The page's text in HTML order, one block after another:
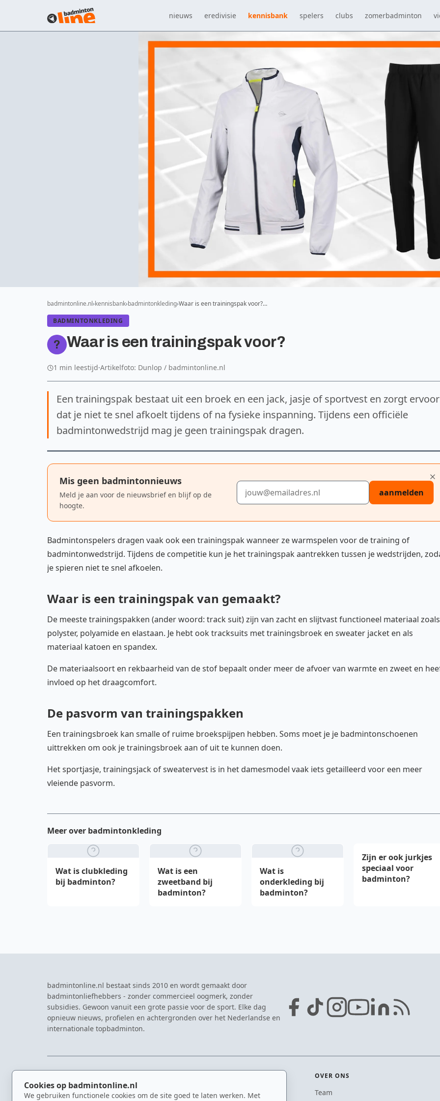
Cookies op badmintonline.nl
We gebruiken functionele cookies om de site goed te laten werken. Met
nieuws eredivisie kennisbank spelers clubs zomerbadminton
badmintonline.nl kennisbank badmintonkleding Waar is een trainingspak voor?…
BADMINTONKLEDING
? Waar is een trainingspak voor?
1 min leestijd·Artikelfoto: Dunlop / badmintonline.nl
Een trainingspak bestaat uit een broek en een jack, jasje of sportvest en zorgt ervoor
dat je niet te snel afkoelt tijdens of na fysieke inspanning. Tijdens een officiële
badmintonwedstrijd mag je geen trainingspak dragen.
Mis geen badmintonnieuws
Meld je aan voor de nieuwsbrief en blijf op de
hoogte.
E-mailadres
aanmelden
Badmintonspelers dragen vaak ook een trainingspak wanneer ze warmspelen voor de training of
badmintonwedstrijd. Tijdens de competitie kun je het trainingspak aantrekken tussen je wedstrijden,
je spieren niet te snel afkoelen.
Waar is een trainingspak van gemaakt?
De meeste trainingspakken (ander woord: track suit) zijn van zacht en slijtvast functioneel materiaal zoals
polyster, polyamide en elastaan. Je hebt ook tracksuits met trainingsbroek en sweater jacket en als
materiaal katoen en spandex.
De materiaalsoort en rekbaarheid van de stof bepaalt onder meer de afvoer van warmte en zweet en
invloed op het draagcomfort.
De pasvorm van trainingspakken
Een trainingsbroek kan smalle of ruime broekspijpen hebben. Soms moet je je badmintonschoenen
uittrekken om ook je trainingsbroek aan of uit te kunnen doen.
Het sportjasje, trainingsjack of sweatervest is in het damesmodel vaak iets getailleerd voor een meer
vleiende pasvorm.
Meer over badmintonkleding
Wat is clubkleding
bij badminton?
Wat is een
zweetband bij
badminton?
Wat is
onderkleding bij
badminton?
Zijn er ook jurkjes
speciaal voor
badminton?
badmintonline.nl bestaat sinds 2010 en wordt gemaakt door
badmintonliefhebbers - zonder commercieel oogmerk, zonder
subsidies. Gewoon vanuit een grote passie voor de sport. Elke dag
opnieuw nieuws, profielen en achtergronden over het Nederlandse en
internationale topbadminton.
Nieuws
Eredivisie
OVER ONS
Team